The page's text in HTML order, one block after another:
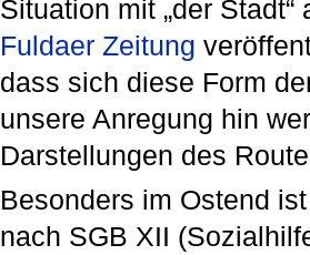
Situation mit „der
Fuldaer Zeitung
dass sich diese Form
unsere Anregung hin
Darstellungen des
Besonders im Ostend
nach SGB XII